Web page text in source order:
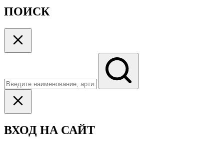
ПОИСК
ВХОД НА САЙТ